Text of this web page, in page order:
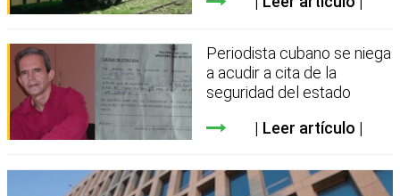
Periodista cubano se niega
a acudir a cita de la
seguridad del estado
Leer artículo